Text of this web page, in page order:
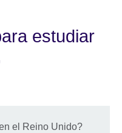
estudiar
el Reino Unido?